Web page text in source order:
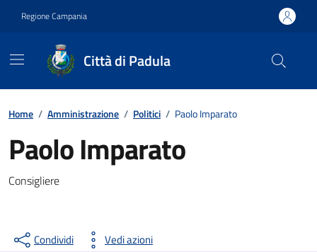
Regione Campania
Città di Padula
Contenuti in evidenza
Home / Amministrazione / Politici / Paolo Imparato
Paolo Imparato
Consigliere
Condividi Vedi azioni